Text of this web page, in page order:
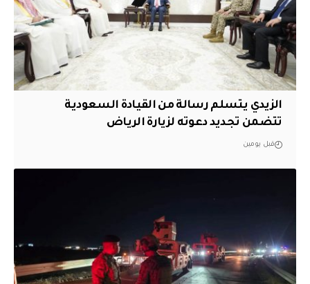
الزيدي يتسلم رسالة من القيادة السعودية
تتضمن تجديد دعوته لزيارة الرياض
قبل يومين